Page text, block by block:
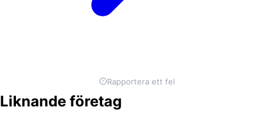
Rapportera ett fel
Liknande företag